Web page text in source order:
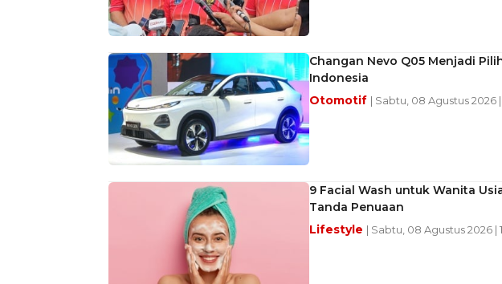
Changan Nevo Q05 Menjadi
Indonesia
Otomotif | Sabtu, 08 Agustus 2026 |
9 Facial Wash untuk Wanita
Tanda Penuaan
Lifestyle | Sabtu, 08 Agustus 2026 |